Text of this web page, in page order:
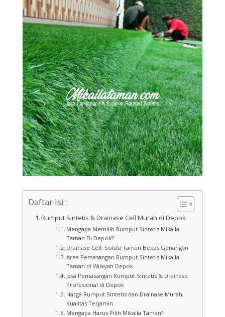
Daftar Isi :
Rumput Sintetis & Drainase Cell Murah di Depok
Mengapa Memilih Rumput Sintetis Mikaila
Taman Di Depok?
Drainase Cell: Solusi Taman Bebas Genangan
Area Pemasangan Rumput Sintetis Mikaila
Taman di Wilayah Depok
Jasa Pemasangan Rumput Sintetis & Drainase
Profesional di Depok
Harga Rumput Sintetis dan Drainase Murah,
Kualitas Terjamin
Mengapa Harus Pilih Mikaila Taman?